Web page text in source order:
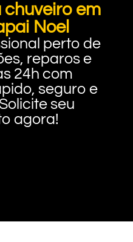
chuveiro em
Noel
perto de
reparos e
24h com
seguro e
seu
agora!